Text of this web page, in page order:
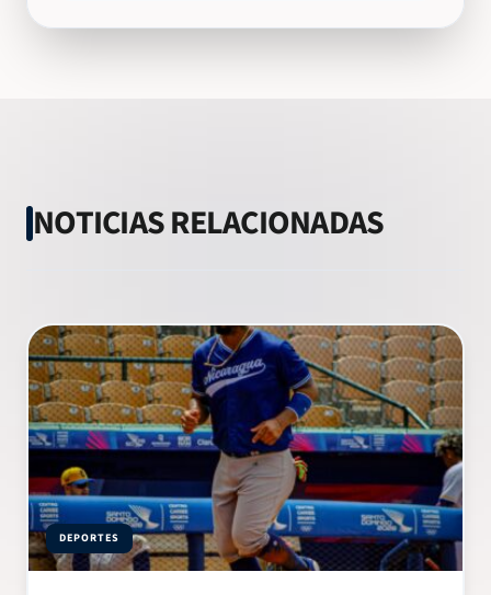
NOTICIAS RELACIONADAS
DEPORTES